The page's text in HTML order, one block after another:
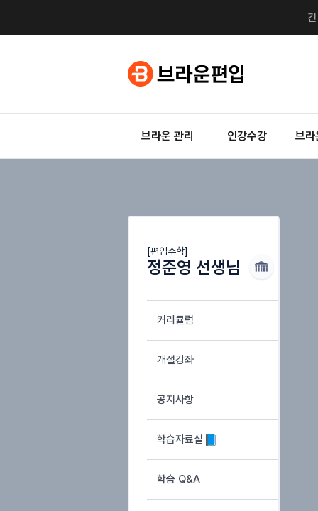
브라운 관리 인강수강 브라
[편입수학]
정준영 선생님
커리큘럼
개설강좌
공지사항
학습자료실
학습 Q&A